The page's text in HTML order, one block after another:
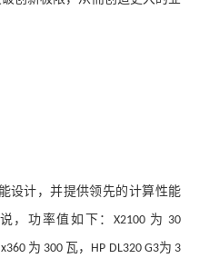
设计，并提供领先的计算性能
，功率值如下：X2100 为 30
为 300 瓦， HP DL320 G3为 3